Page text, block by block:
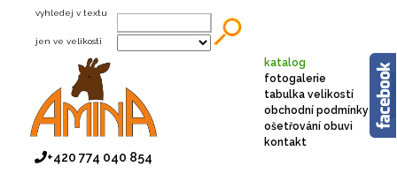
+420 774 040 854
vyhledej v textu
jen ve velikosti
katalog
fotogalerie
tabulka velikostí
obchodní podmínky
ošetřování obuvi
kontakt